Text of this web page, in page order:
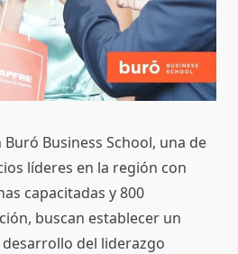
Business School, una de
líderes en la región con
capacitadas y 800
buscan establecer un
del liderazgo